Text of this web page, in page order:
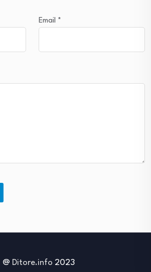
Email *
@ Ditore.info 2023